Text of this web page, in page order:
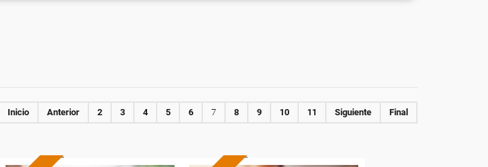
Inicio Anterior 2 3 4 5 6 7 8 9 10 11 Siguiente Final